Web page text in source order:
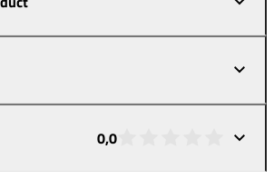
0,0